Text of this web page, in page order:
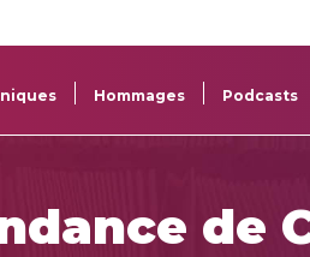
Sacem
des œuvres
Hommages Podcasts
de